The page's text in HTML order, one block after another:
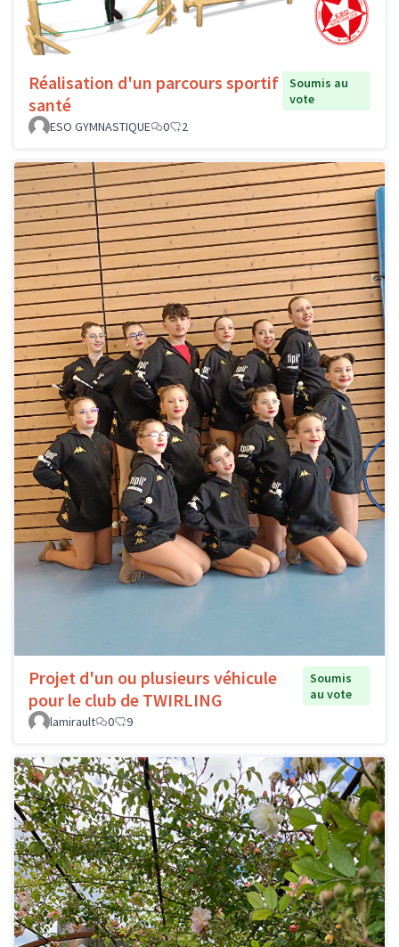
Réalisation d'un parcours sportif
santé
Soumis au
vote
ESO GYMNASTIQUE
0 2
Projet d'un ou plusieurs véhicule
pour le club de TWIRLING
Soumis
au vote
lamirault
0 9